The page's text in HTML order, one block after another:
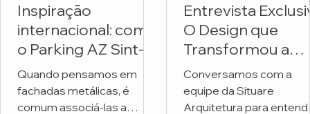
Inspiração
internacional: como
o Parking AZ Sint-
Lucas transforma
metal e natureza
em arquitetura
Quando pensamos em
fachadas metálicas, é
comum associá-las a
Entrevista
O Design que
Transformou a
Fachada de uma
Escola
Conversamos com a
equipe da Situare
Arquitetura para